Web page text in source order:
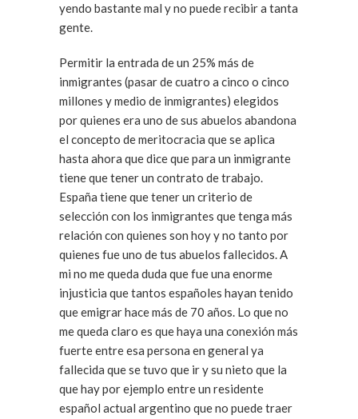
yendo bastante mal y no puede recibir a tanta
gente.
Permitir la entrada de un 25% más de
inmigrantes (pasar de cuatro a cinco o cinco
millones y medio de inmigrantes) elegidos
por quienes era uno de sus abuelos abandona
el concepto de meritocracia que se aplica
hasta ahora que dice que para un inmigrante
tiene que tener un contrato de trabajo.
España tiene que tener un criterio de
selección con los inmigrantes que tenga más
relación con quienes son hoy y no tanto por
quienes fue uno de tus abuelos fallecidos. A
mi no me queda duda que fue una enorme
injusticia que tantos españoles hayan tenido
que emigrar hace más de 70 años. Lo que no
me queda claro es que haya una conexión más
fuerte entre esa persona en general ya
fallecida que se tuvo que ir y su nieto que la
que hay por ejemplo entre un residente
español actual argentino que no puede traer